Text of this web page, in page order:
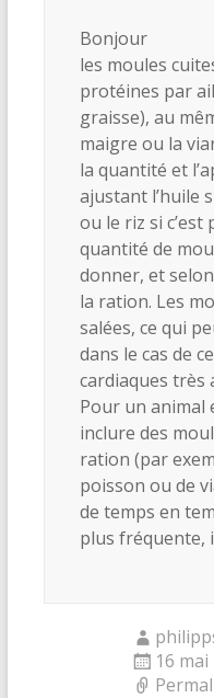
Bonjour
les moules
protéines par
graisse), au
maigre ou la
la quantité et
ajustant l’huile
ou le riz si
quantité de
donner, et
la ration. Les
salées, ce qui
dans le cas de
cardiaques très
Pour un animal
inclure des
ration (par
poisson ou de
de temps en
plus fréquente,
16